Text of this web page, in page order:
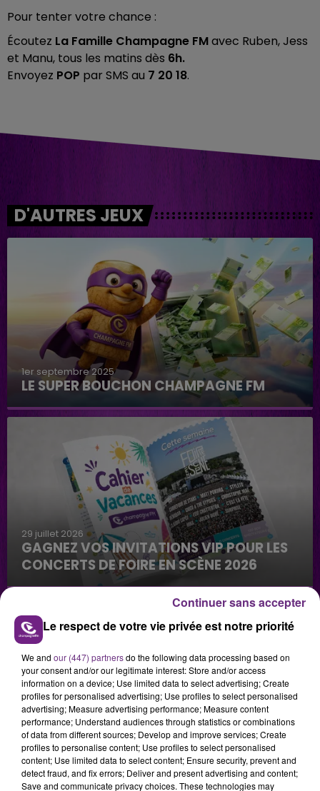
Pour tenter votre chance :
Écoutez La Famille Champagne FMavec Ruben, Jess
et Manu, tous les matins dès 6h.
Envoyez POP par SMS au 7 20 18.
D'AUTRES JEUX
1er septembre 2025
LE SUPER BOUCHON CHAMPAGNE FM
29 juillet 2026
GAGNEZ VOS INVITATIONS VIP POUR LES
CONCERTS DE FOIRE EN SCÈNE 2026
29 juillet 2026
GAGNEZ VOTRE SÉJOUR AU CENTER
PARCS DU LAC D’AILETTE AVEC
CHAMPAGNE FM
Le respect de votre vie privée est notre priorité
We and our (447) partnersdo the following data processing based on
your consent and/or our legitimate interest: Store and/or access
information on a device; Use limited data to select advertising; Create
profiles for personalised advertising; Use profiles to select personalised
advertising; Measure advertising performance; Measure content
performance; Understand audiences through statistics or combinations
of data from different sources; Develop and improve services; Create
profiles to personalise content; Use profiles to select personalised
content; Use limited data to select content; Ensure security, prevent and
detect fraud, and fix errors; Deliver and present advertising and content;
Save and communicate privacy choices. These technologies may
Continuer sans accepter